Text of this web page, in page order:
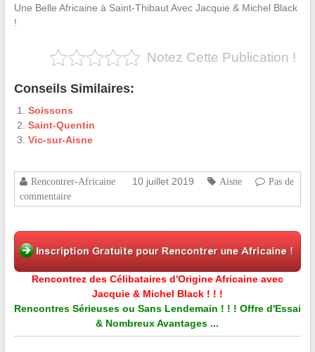
Une Belle Africaine à Saint-Thibaut Avec Jacquie & Michel Black
!
Notez Cette Publication !
Conseils Similaires:
Soissons
Saint-Quentin
Vic-sur-Aisne
Rencontrer-Africaine 10 juillet 2019 Aisne
Pas de
commentaire
Rencontrez des Célibataires d'Origine Africaine avec
Jacquie & Michel Black ! ! !
Rencontres Sérieuses ou Sans Lendemain ! ! ! Offre d'Essai
& Nombreux Avantages ...